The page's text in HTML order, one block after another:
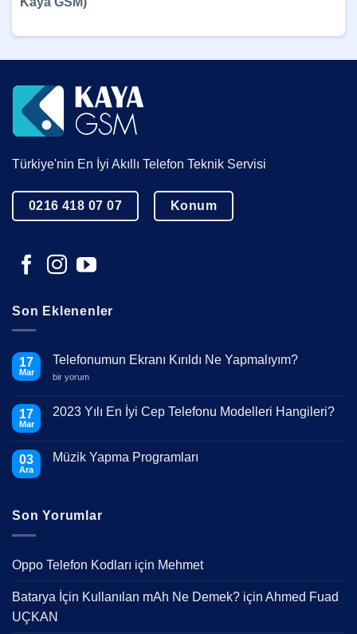
Türkiye'nin En İyi Akıllı Telefon Teknik Servisi
0216 418 07 07 Konum
Son Eklenenler
17
Mar
Telefonumun Ekranı Kırıldı Ne Yapmalıyım?
Telefonumun
Ne
Yapmalıyım?
bir yorum
17
Mar
2023 Yılı En İyi Cep Telefonu Modelleri Hangileri?
Yılı
Hangileri?
03
Ara
Müzik Yapma Programları
Programları
Son Yorumlar
Oppo Telefon Kodları için Mehmet
Batarya İçin Kullanılan mAh Ne Demek? için Ahmed Fuad
UÇKAN